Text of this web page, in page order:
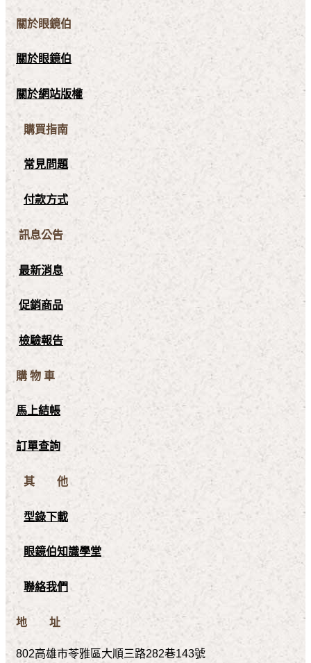
關於眼鏡伯
關於眼鏡伯
關於網站版權
購買指南
常見問題
付款方式
訊息公告
最新消息
促銷商品
檢驗報告
購 物 車
馬上結帳
訂單查詢
其 他
型錄下載
眼鏡伯知識學堂
聯絡我們
地 址
802高雄市苓雅區大順三路282巷143號